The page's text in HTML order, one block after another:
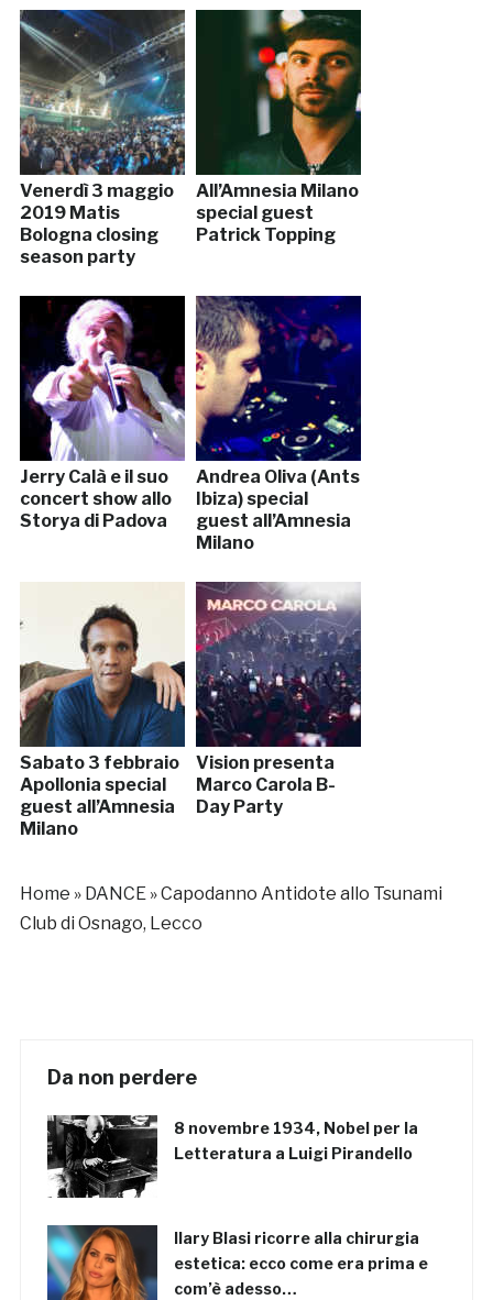
Venerdì 3 maggio
2019 Matis
Bologna closing
season party
All’Amnesia Milano
special guest
Patrick Topping
Jerry Calà e il suo
concert show allo
Storya di Padova
Andrea Oliva (Ants
Ibiza) special
guest all’Amnesia
Milano
Sabato 3 febbraio
Apollonia special
guest all’Amnesia
Milano
Vision presenta
Marco Carola B-
Day Party
Home » DANCE»Capodanno Antidote allo Tsunami
Club di Osnago, Lecco
Da non perdere
8 novembre 1934, Nobel per la
Letteratura a Luigi Pirandello
Ilary Blasi ricorre alla chirurgia
estetica: ecco come era prima e
com’è adesso…